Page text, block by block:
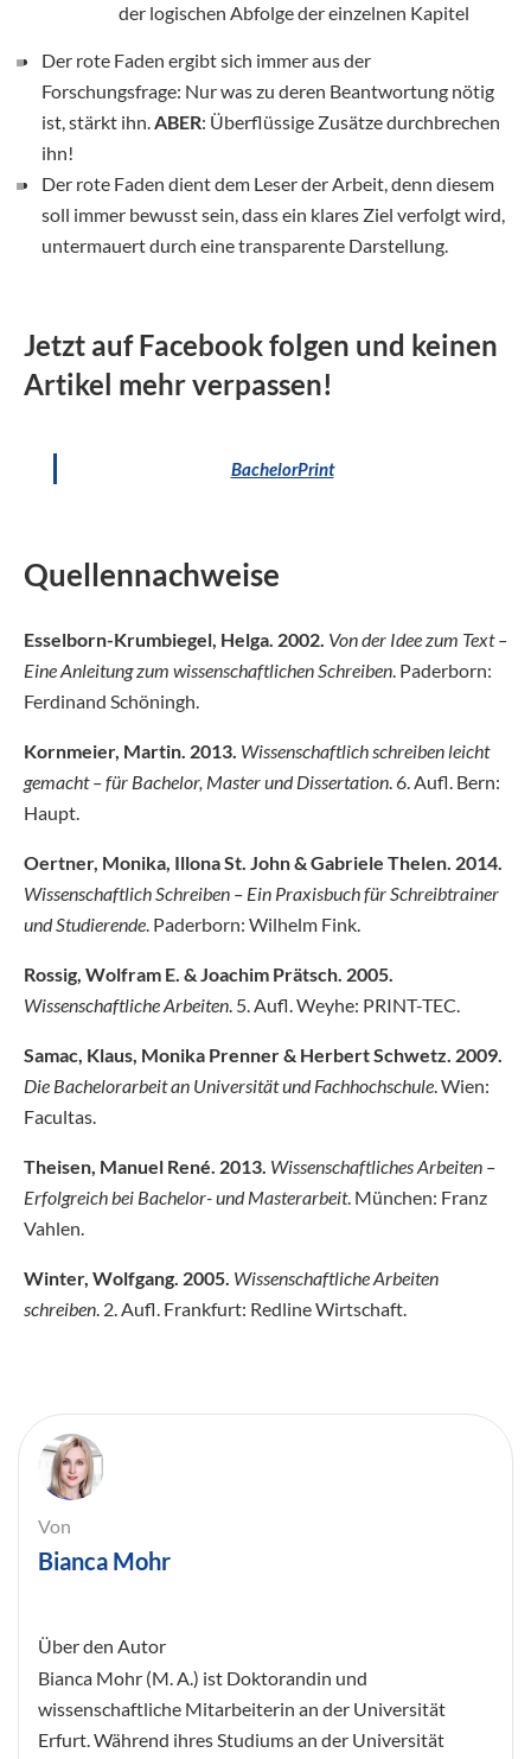
der logischen Abfolge der einzelnen Kapitel
Der rote Faden ergibt sich immer aus der
Forschungsfrage: Nur was zu deren Beantwortung nötig
ist, stärkt ihn.ABER: Überflüssige Zusätze durchbrechen
ihn!
Der rote Faden dient dem Leser der Arbeit, denn diesem
soll immer bewusst sein, dass ein klares Ziel verfolgt wird,
untermauert durch eine transparente Darstellung.
Jetzt auf Facebook folgen und keinen
Artikel mehr verpassen!
BachelorPrint
Quellennachweise
Esselborn-Krumbiegel, Helga. 2002. Von der Idee zum Text –
Eine Anleitung zum wissenschaftlichenSchreiben. Paderborn:
Ferdinand Schöningh.
Kornmeier, Martin. 2013. Wissenschaftlich schreiben leicht
gemacht – für Bachelor, Master undDissertation. 6. Aufl. Bern:
Haupt.
Oertner, Monika, Illona St. John & Gabriele Thelen. 2014.
Wissenschaftlich Schreiben – Ein Praxisbuchfür Schreibtrainer
und Studierende. Paderborn: Wilhelm Fink.
Rossig, Wolfram E. & Joachim Prätsch. 2005.
Wissenschaftliche Arbeiten. 5. Aufl. Weyhe: PRINT-TEC.
Samac, Klaus, Monika Prenner & Herbert Schwetz. 2009.
Die Bachelorarbeit an Universität undFachhochschule. Wien:
Facultas.
Theisen, Manuel René. 2013. Wissenschaftliches Arbeiten –
Erfolgreich bei Bachelor- undMasterarbeit. München: Franz
Vahlen.
Winter, Wolfgang. 2005. Wissenschaftliche Arbeiten
schreiben. 2. Aufl. Frankfurt: Redline Wirtschaft.
Von
Bianca Mohr
Über den Autor
Bianca Mohr (M. A.) ist Doktorandin und
wissenschaftliche Mitarbeiterin an der Universität
Erfurt. Während ihres Studiums an der Universität